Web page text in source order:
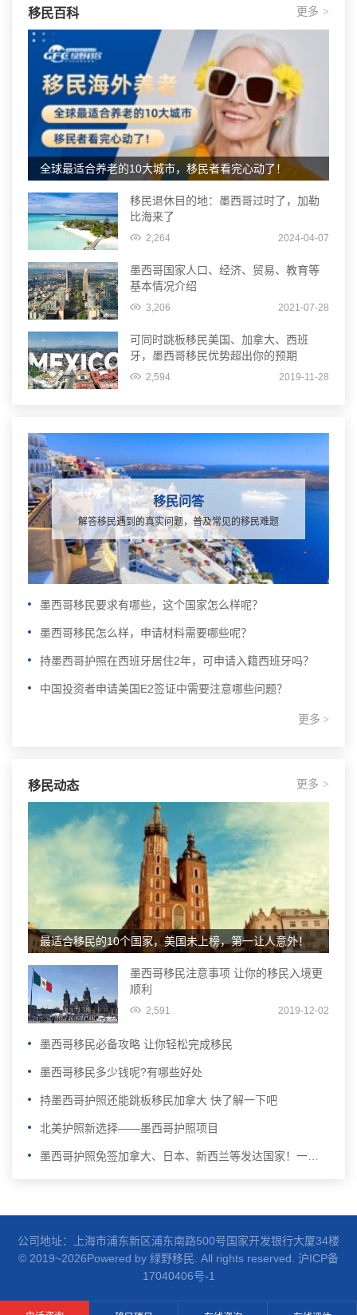
移民百科 更多 >
全球最适合养老的10大城市，移民者看完心动了！
移民退休目的地：墨西哥过时了，加勒
比海来了
2,264 2024-04-07
墨西哥国家人口、经济、贸易、教育等
基本情况介绍
3,206 2021-07-28
可同时跳板移民美国、加拿大、西班
牙，墨西哥移民优势超出你的预期
2,594 2019-11-28
移民问答
解答移民遇到的真实问题，普及常见的移民难题
墨西哥移民要求有哪些，这个国家怎么样呢？
墨西哥移民怎么样，申请材料需要哪些呢？
持墨西哥护照在西班牙居住2年，可申请入籍西班牙吗？
中国投资者申请美国E2签证中需要注意哪些问题？
更多 >
移民动态 更多 >
最适合移民的10个国家，美国未上榜，第一让人意外！
墨西哥移民注意事项 让你的移民入境更
顺利
2,591 2019-12-02
墨西哥移民必备攻略 让你轻松完成移民
墨西哥移民多少钱呢?有哪些好处
持墨西哥护照还能跳板移民加拿大 快了解一下吧
北美护照新选择——墨西哥护照项目
公司地址：上海市浦东新区浦东南路500号国家开发银行大厦34楼
© 2019~2026Powered by 绿野移民. All rights reserved. 沪ICP备
17040406号-1